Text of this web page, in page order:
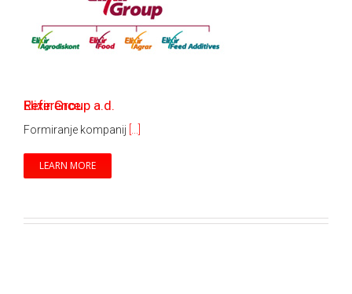
Elixir Group a.d.
Reference
Formiranje kompanij
LEARN MORE